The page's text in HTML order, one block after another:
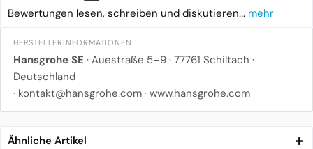
Bewertungen lesen, schreiben und diskutieren... mehr
HERSTELLERINFORMATIONEN
Hansgrohe SE · Auestraße 5–9 · 77761 Schiltach ·
Deutschland
· kontakt@hansgrohe.com · www.hansgrohe.com
Ähnliche Artikel